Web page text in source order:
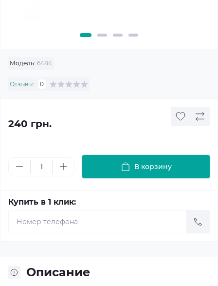
Модель: 6484
Отзывы: 0
240 грн.
В корзину
Купить в 1 клик:
Описание